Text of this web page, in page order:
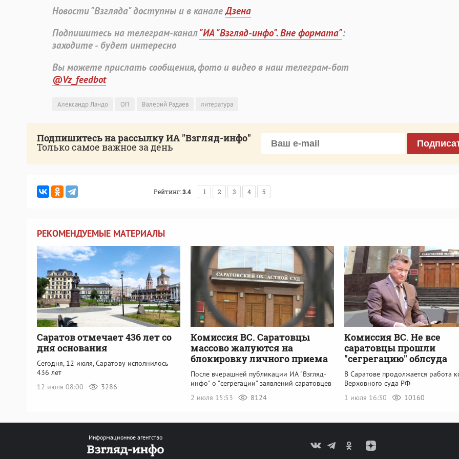
Новости "Взгляда" доступны и в каналеДзена
Подпишитесь на телеграм-канал"ИА "Взгляд-инфо". Вне формата":
заходите - будет интересно
Вы можете прислать сообщения, фото и видео в наш телеграм-бот
@Vz_feedbot
Александр Ландо ОП Валерий Радаев литература
Подпишитесь на рассылку ИА "Взгляд-инфо"
Только самое важное за день
Рейтинг:3.4 1 2 3 4 5
РЕКОМЕНДУЕМЫЕ МАТЕРИАЛЫ
Саратов отмечает 436 лет со
дня основания
Сегодня, 12 июля, Саратову исполнилось
436 лет
12 июля 08:00
3286
Комиссия ВС. Саратовцы
массово жалуются на
блокировку личного приема
После вчерашней публикации ИА "Взгляд-
инфо" о "сегрегации" заявлений саратовцев
2 июля 15:53
8124
Комиссия ВС. Не все
саратовцы прошли
"сегрегацию" облсуда
В Саратове продолжается работа
Верховного суда РФ
1 июля 16:30
10160
Информационное агентство